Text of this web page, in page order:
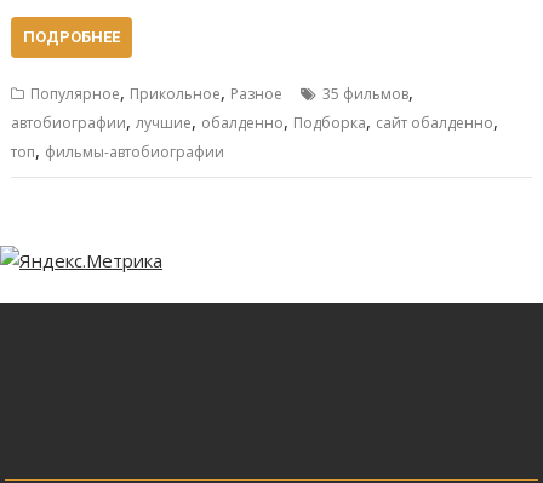
ПОДРОБНЕЕ
Популярное, Прикольное, Разное 35 фильмов,
автобиографии, лучшие, обалденно, Подборка, сайт обалденно,
топ, фильмы-автобиографии